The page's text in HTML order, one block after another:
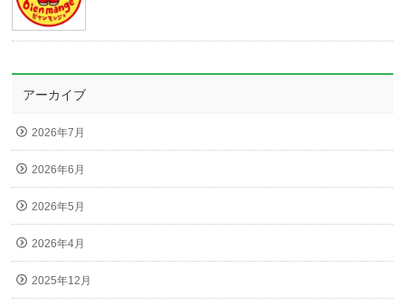
アーカイブ
2026年7月
2026年6月
2026年5月
2026年4月
2025年12月